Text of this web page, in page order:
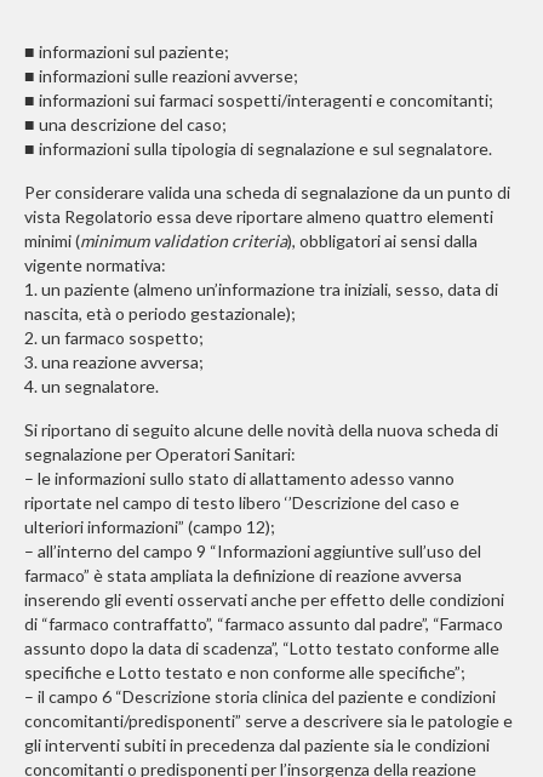
■ informazioni sul paziente;
■ informazioni sulle reazioni avverse;
■ informazioni sui farmaci sospetti/interagenti e concomitanti;
■ una descrizione del caso;
■ informazioni sulla tipologia di segnalazione e sul segnalatore.
Per considerare valida una scheda di segnalazione da un punto di
vista Regolatorio essa deve riportare almeno quattro elementi
minimi (minimum validation criteria), obbligatori ai sensi dalla
vigente normativa:
1.un paziente (almeno un’informazione tra iniziali, sesso, data di
nascita, età o periodo gestazionale);
2. un farmaco sospetto;
3. una reazione avversa;
4. un segnalatore.
Si riportano di seguito alcune delle novità della nuova scheda di
segnalazione per Operatori Sanitari:
– le informazioni sullo stato di allattamento adesso vanno
riportate nel campo di testo libero ‘’Descrizione del caso e
ulteriori informazioni” (campo 12);
– all’interno del campo 9 “Informazioni aggiuntive sull’uso del
farmaco” è stata ampliata la definizione di reazione avversa
inserendo gli eventi osservati anche per effetto delle condizioni
di “farmaco contraffatto”, “farmaco assunto dal padre”, “Farmaco
assunto dopo la data di scadenza”, “Lotto testato conforme alle
specifiche e Lotto testato e non conforme alle specifiche”;
– il campo 6 “Descrizione storia clinica del paziente e condizioni
concomitanti/predisponenti” serve a descrivere sia le patologie e
gli interventi subiti in precedenza dal paziente sia le condizioni
concomitanti o predisponenti per l’insorgenza della reazione